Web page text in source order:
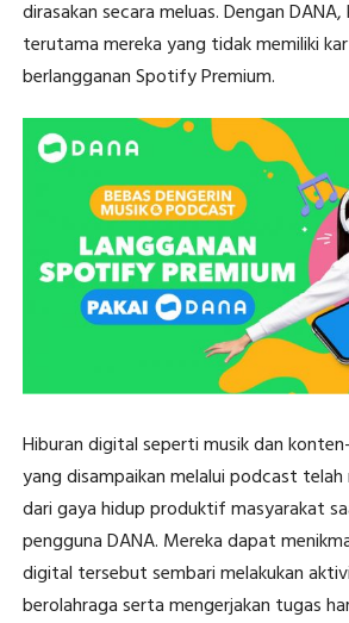
dirasakan secara meluas. Dengan
terutama mereka yang tidak memiliki
berlangganan Spotify Premium.
Hiburan digital seperti musik dan
yang disampaikan melalui podcast
dari gaya hidup produktif masyarakat
pengguna DANA. Mereka dapat
digital tersebut sembari melakukan
berolahraga serta mengerjakan tugas